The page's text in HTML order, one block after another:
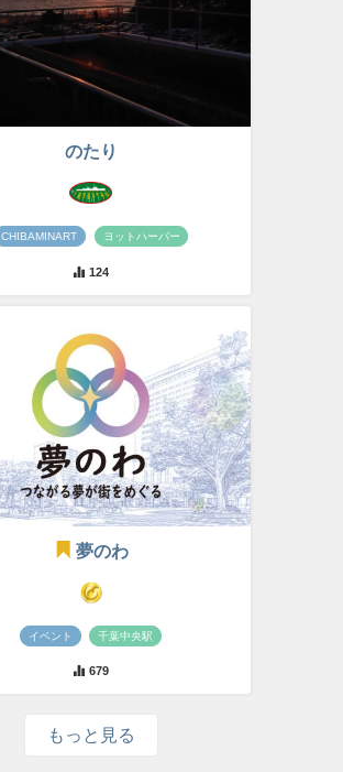
のたり
CHIBAMINART ヨットハーバー
124
夢のわ
イベント 千葉中央駅
679
もっと見る